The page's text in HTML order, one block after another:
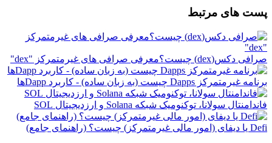
پست های مرتبط
صرافی دکس(dex) چیست؟معرفی صرافی های غیرمتمرکز "dex"
برنامه غیرمتمرکز Dapps چیست (به زبان ساده) - کاربرد Dappها
فاندامنتال سولانا، توکنومیک شبکه Solana و ارزدیجیتال SOL
Defi یا دیفای (امور مالی غیرمتمرکز) چیست؟ (راهنمای جامع)